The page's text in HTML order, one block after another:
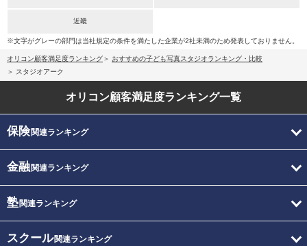
近畿
※文字がグレーの部門は当社規定の条件を満たした企業が2社未満のため発表しておりません。
オリコン顧客満足度ランキング
おすすめの子ども写真スタジオランキング・比較
スタジオアーク
オリコン顧客満足度ランキング一覧
保険関連ランキング
金融関連ランキング
塾関連ランキング
スクール関連ランキング